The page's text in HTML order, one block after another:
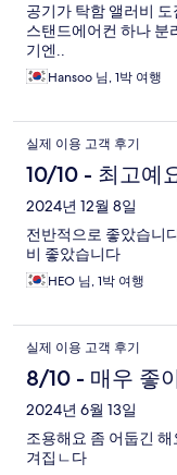
공기가 탁함 앨러비
스탠드에어컨 하나 분
기엔..
Hansoo 님, 1박 여행
실제 이용 고객 후기
10/10 - 최고예
2024년 12월 8일
전반적으로 좋았습니
비 좋았습니다
HEO 님, 1박 여행
실제 이용 고객 후기
8/10 - 매우 좋
2024년 6월 13일
조용해요 좀 어둡긴
겨집ㄴ다